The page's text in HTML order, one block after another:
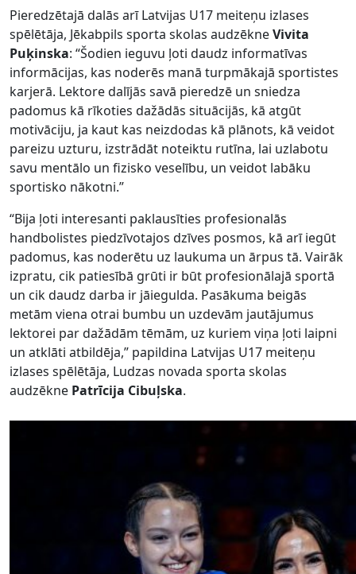
Pieredzētajā dalās arī Latvijas U17 meiteņu izlases
spēlētāja, Jēkabpils sporta skolas audzēkneVivita
Puķinska: “Šodien ieguvu ļoti daudz informatīvas
informācijas, kas noderēs manā turpmākajā sportistes
karjerā. Lektore dalījās savā pieredzē un sniedza
padomus kā rīkoties dažādās situācijās, kā atgūt
motivāciju, ja kaut kas neizdodas kā plānots, kā veidot
pareizu uzturu, izstrādāt noteiktu rutīna, lai uzlabotu
savu mentālo un fizisko veselību, un veidot labāku
sportisko nākotni.”
“Bija ļoti interesanti paklausīties profesionalās
handbolistes piedzīvotajos dzīves posmos, kā arī iegūt
padomus, kas noderētu uz laukuma un ārpus tā. Vairāk
izpratu, cik patiesībā grūti ir būt profesionālajā sportā
un cik daudz darba ir jāiegulda. Pasākuma beigās
metām viena otrai bumbu un uzdevām jautājumus
lektorei par dažādām tēmām, uz kuriem viņa ļoti laipni
un atklāti atbildēja,” papildina Latvijas U17 meiteņu
izlases spēlētāja, Ludzas novada sporta skolas
audzēkne Patrīcija Cibuļska.